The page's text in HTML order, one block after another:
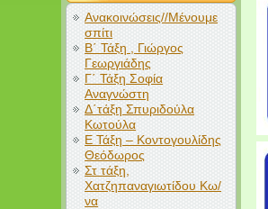
Ανακοινώσεις//Μένουμε
σπίτι
Β΄ Τάξη , Γιώργος
Γεωργιάδης
Γ΄ Τάξη Σοφία
Αναγνώστη
Δ΄τάξη Σπυριδούλα
Κωτούλα
Ε Τάξη – Κοντογουλίδης
Θεόδωρος
Στ τάξη,
Χατζηπαναγιωτίδου Κω/
να